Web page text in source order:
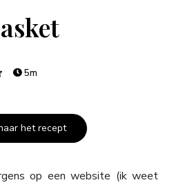
5m
het recept
op een website (ik weet